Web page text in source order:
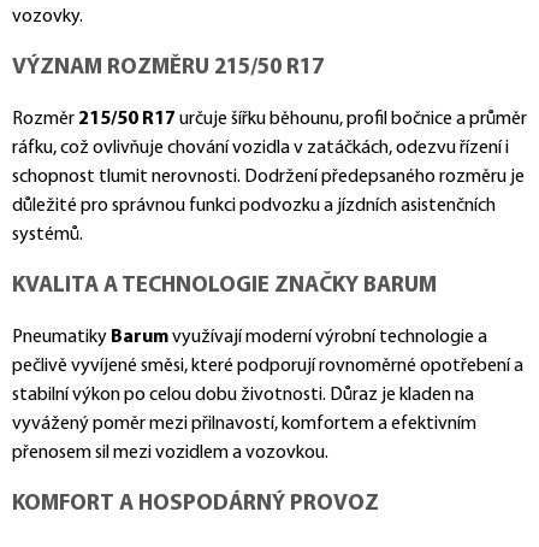
vozovky.
VÝZNAM ROZMĚRU 215/50 R17
Rozměr 215/50 R17 určuje šířku běhounu, profil bočnice a průměr
ráfku, což ovlivňuje chování vozidla v zatáčkách, odezvu řízení i
schopnost tlumit nerovnosti. Dodržení předepsaného rozměru je
důležité pro správnou funkci podvozku a jízdních asistenčních
systémů.
KVALITA A TECHNOLOGIE ZNAČKY BARUM
Pneumatiky Barumvyužívají moderní výrobní technologie a
pečlivě vyvíjené směsi, které podporují rovnoměrné opotřebení a
stabilní výkon po celou dobu životnosti. Důraz je kladen na
vyvážený poměr mezi přilnavostí, komfortem a efektivním
přenosem sil mezi vozidlem a vozovkou.
KOMFORT A HOSPODÁRNÝ PROVOZ